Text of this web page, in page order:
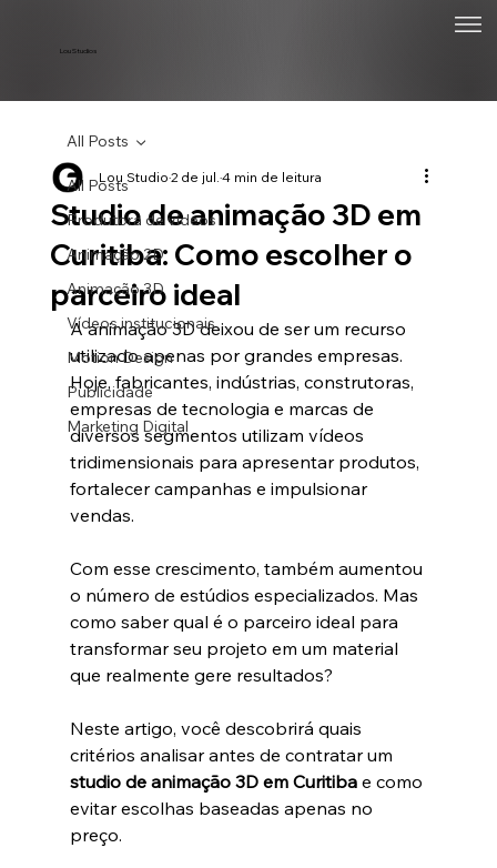
Lou Studios
All Posts
Produtora de vídeos
Animação 2D
Animação 3D
Vídeos institucionais
Motion Design
Publicidade
Marketing Digital
All Posts
Studio de animação 3D em
Curitiba: Como escolher o
parceiro ideal
Lou Studio2 de jul.4 min de leitura
A animação 3D deixou de ser um recurso
utilizado apenas por grandes empresas.
Hoje, fabricantes, indústrias, construtoras,
empresas de tecnologia e marcas de
diversos segmentos utilizam vídeos
tridimensionais para apresentar produtos,
fortalecer campanhas e impulsionar
vendas.
Com esse crescimento, também aumentou
o número de estúdios especializados. Mas
como saber qual é o parceiro ideal para
transformar seu projeto em um material
que realmente gere resultados?
Neste artigo, você descobrirá quais
critérios analisar antes de contratar um
studio de animação 3D em Curitiba e como
evitar escolhas baseadas apenas no
preço.